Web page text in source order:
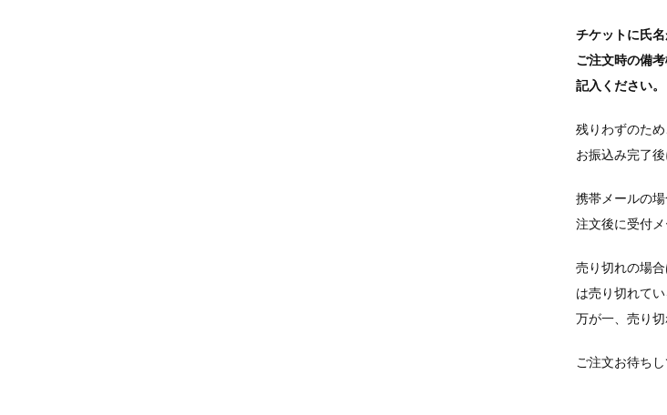
チケットに氏
ご注文時の備
記入ください。
残りわずのた
お振込み完了
携帯メールの
注文後に受付
売り切れの場
は売り切れてい
万が一、売り
ご注文お待ちし